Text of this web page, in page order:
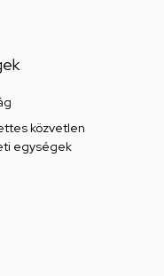
közvetlen
egységek